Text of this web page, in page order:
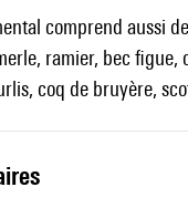
comprend aussi
ramier, bec figue,
coq de bruyère,